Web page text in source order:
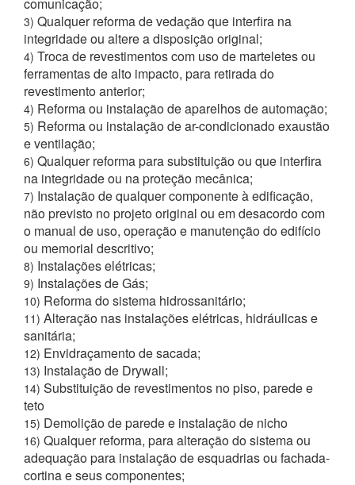
3) Qualquer reforma de vedação que interfira na
integridade ou altere a disposição original;
4) Troca de revestimentos com uso de marteletes ou
ferramentas de alto impacto, para retirada do
revestimento anterior;
4) Reforma ou instalação de aparelhos de automação;
5) Reforma ou instalação de ar-condicionado exaustão
e ventilação;
6) Qualquer reforma para substituição ou que interfira
na integridade ou na proteção mecânica;
7) Instalação de qualquer componente à edificação,
não previsto no projeto original ou em desacordo com
o manual de uso, operação e manutenção do edifício
ou memorial descritivo;
8) Instalações elétricas;
9) Instalações de Gás;
10) Reforma do sistema hidrossanitário;
11) Alteração nas instalações elétricas, hidráulicas e
sanitária;
12) Envidraçamento de sacada;
13) Instalação de Drywall;
14) Substituição de revestimentos no piso, parede e
teto
15) Demolição de parede e instalação de nicho
16) Qualquer reforma, para alteração do sistema ou
adequação para instalação de esquadrias ou fachada-
cortina e seus componentes;